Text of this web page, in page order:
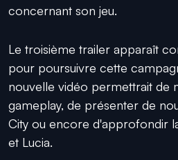
concernant son jeu.
Le troisième trailer apparaît
pour poursuivre cette
nouvelle vidéo permettrait de
gameplay, de présenter de
City ou encore d'approfondir
et Lucia.